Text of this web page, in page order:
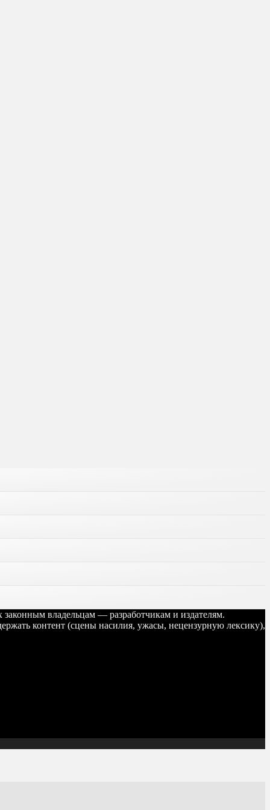
владельцам — разработчикам и издателям.
контент (сцены насилия, ужасы, нецензурную лексику),